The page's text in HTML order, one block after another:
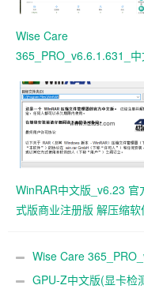
Wise Care
365_PRO_v6.6.1.631_
WinRAR中文版_v6.23 官
式版商业注册版 解压缩软
Wise Care
理软件GPU-Z中文版(显卡检